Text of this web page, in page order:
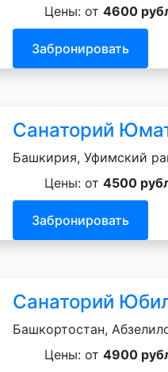
Цены: от 4600
Забронировать
Санаторий
Башкирия, Уфимский
Цены: от 4500
Забронировать
Санаторий
Башкортостан,
Цены: от 4900